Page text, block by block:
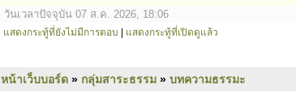
วันเวลาปัจจุบัน 07 ส.ค. 2026, 18:06
แสดงกระทู้ที่ยังไม่มีการตอบ แสดงกระทู้ที่เปิดดูแล้ว
หน้าเว็บบอร์ด » กลุ่มสาระธรรม » บทความธรรมะ